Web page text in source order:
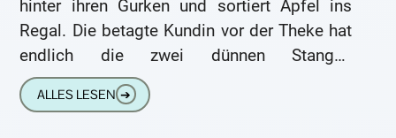
hinter ihren Gurken und sortiert Äpfel ins
Regal. Die betagte Kundin vor der Theke hat
endlich die zwei dünnen Stangen
Schnittlauch und die drei Zwiebeln
ALLES LESEN ➔